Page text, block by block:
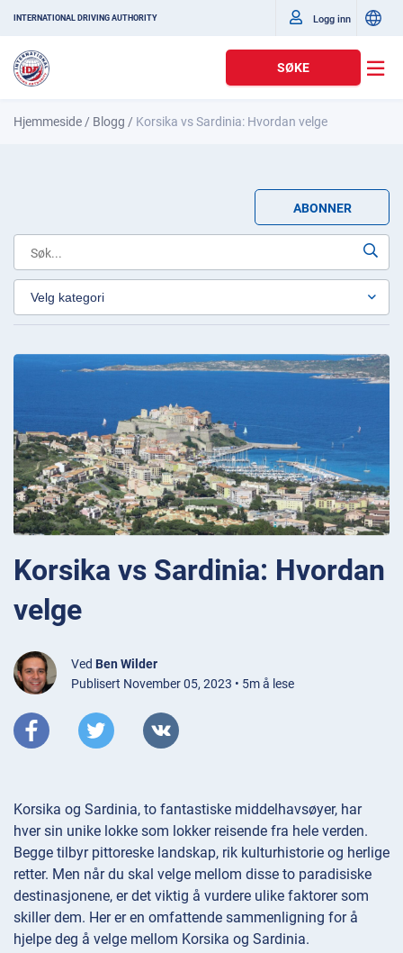
INTERNATIONAL DRIVING AUTHORITY Logg inn
SØKE
Hjemmeside / Blogg / Korsika vs Sardinia: Hvordan velge
ABONNER
Korsika vs Sardinia: Hvordan
velge
Ved Ben Wilder
Publisert November 05, 2023 • 5m å lese
Korsika og Sardinia, to fantastiske middelhavsøyer, har
hver sin unike lokke som lokker reisende fra hele verden.
Begge tilbyr pittoreske landskap, rik kulturhistorie og herlige
retter. Men når du skal velge mellom disse to paradisiske
destinasjonene, er det viktig å vurdere ulike faktorer som
skiller dem. Her er en omfattende sammenligning for å
hjelpe deg å velge mellom Korsika og Sardinia.